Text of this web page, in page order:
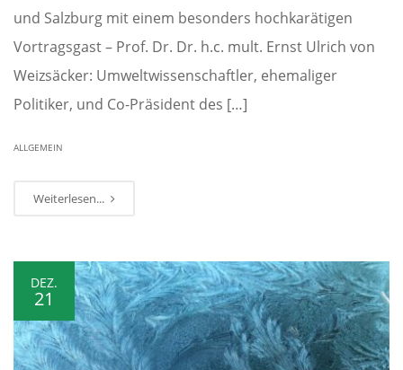
und Salzburg mit einem besonders hochkarätigen
Vortragsgast – Prof. Dr. Dr. h.c. mult. Ernst Ulrich von
Weizsäcker: Umweltwissenschaftler, ehemaliger
Politiker, und Co-Präsident des […]
ALLGEMEIN
Weiterlesen...
DEZ.
21